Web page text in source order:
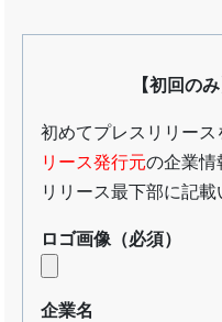
【初回の
初めてプレスリリース
リース発行元の企業情
リリース最下部に記載
ロゴ画像 （必須）
企業名